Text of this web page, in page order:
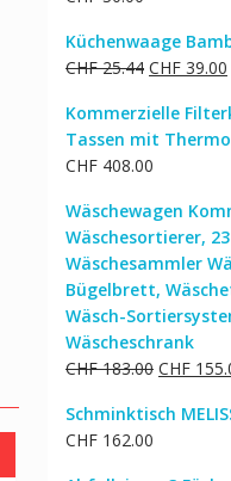
Küchenwaage
CHF25.44
war:
CHF 25.44
CHF 39.00
Kommerzielle
Tassen mit
CHF 408.00
Wäschewagen
Wäschesortierer,
Wäschesammler
Bügelbrett,
Wäsch-
Wäscheschrank
CHF183.00
war:
CHF
Schminktisch
CHF 162.00